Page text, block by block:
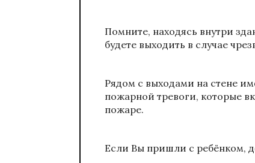
Помните, находясь внутри
будете выходить в случае
Рядом с выходами на стене
пожарной тревоги, которые
пожаре.
Если Вы пришли с ребёнком,